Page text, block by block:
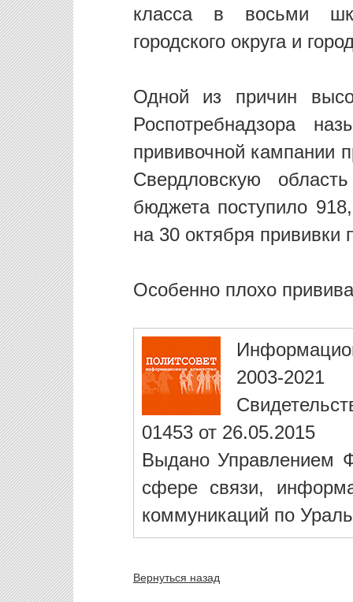
класса в восьми
городского округа и
Одной из причин
Роспотребнадзора
прививочной кампании
Свердловскую
бюджета поступило
на 30 октября прививки
Особенно плохо
2003-2021
01453 от 26.05.2015
Выдано Управлением
сфере связи,
коммуникаций по
Вернуться назад